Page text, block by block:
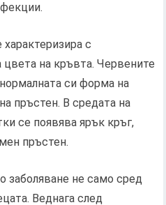
с
цвета на кръвта. Червените
си форма на
пръстен. В средата на
се появява ярък кръг,
пръстен.
заболяване не само сред
Веднага след